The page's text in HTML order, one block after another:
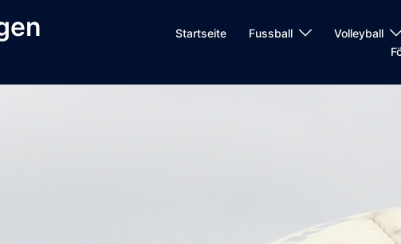
Startseite Fussball Volleyball